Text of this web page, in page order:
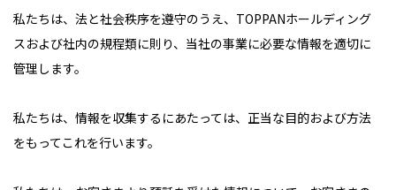
私たちは、法と社会秩序を遵守のうえ、TOPPANホールディング
スおよび社内の規程類に則り、当社の事業に必要な情報を適切に
管理します。
私たちは、情報を収集するにあたっては、正当な目的および方法
をもってこれを行います。